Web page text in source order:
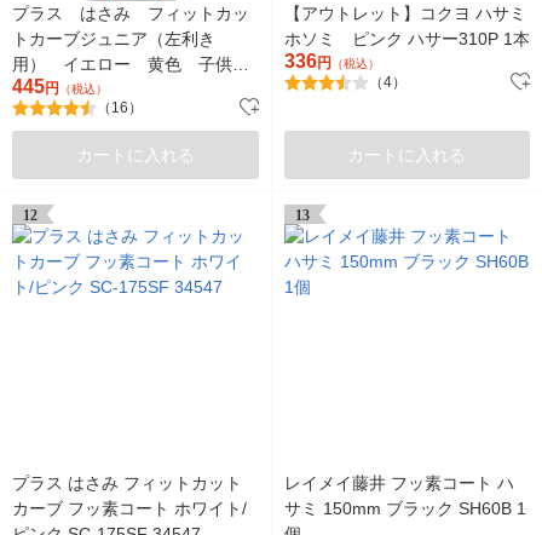
プラス はさみ フィットカッ
トカーブジュニア（左利き
用） イエロー 黄色 子供
用 SC-145ML 34673
445円 （税込）
（16）
カートに入れる
【アウトレット】コクヨ ハサミ
ホソミ ピンク ハサー310P 1本
336円 （税込）
（4）
カートに入れる
12
プラス はさみ フィットカット
カーブ フッ素コート ホワイト/
13
レイメイ藤井 フッ素コート ハ
サミ 150mm ブラック SH60B 1